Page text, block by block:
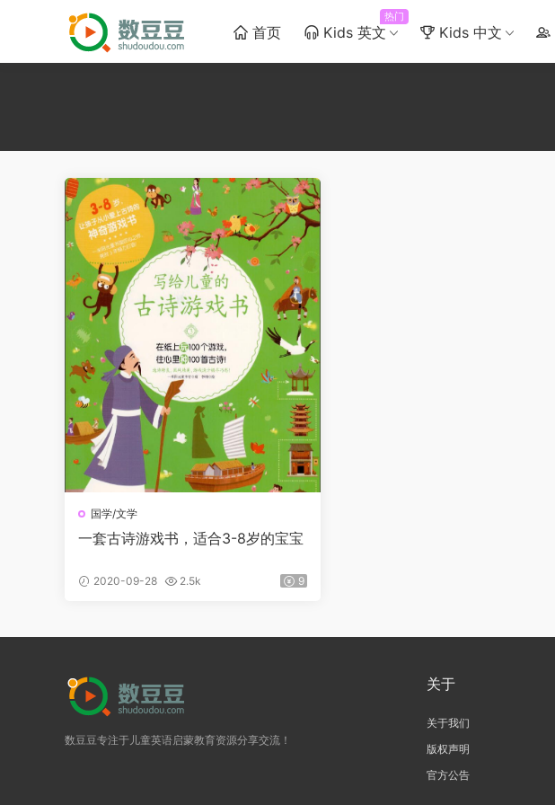
首页 Kids 英文
热门
Kids 中文
国学/文学
一套古诗游戏书，适合3-8岁的宝宝
2020-09-28 2.5k 9
数豆豆专注于儿童英语启蒙教育资源分享交流！
关于
关于我们
版权声明
官方公告